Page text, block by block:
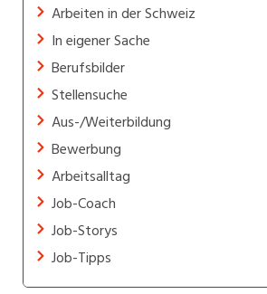
Arbeiten in der Schweiz
In eigener Sache
Berufsbilder
Stellensuche
Aus-/Weiterbildung
Bewerbung
Arbeitsalltag
Job-Coach
Job-Storys
Job-Tipps